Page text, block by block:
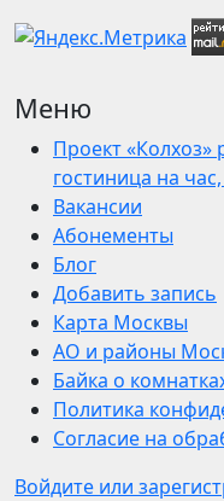
Меню
Проект «Колхоз»
гостиница на
Вакансии
Абонементы
Блог
Добавить запись
Карта Москвы
АО и районы
Байка о
Политика
Согласие на
Войдите или